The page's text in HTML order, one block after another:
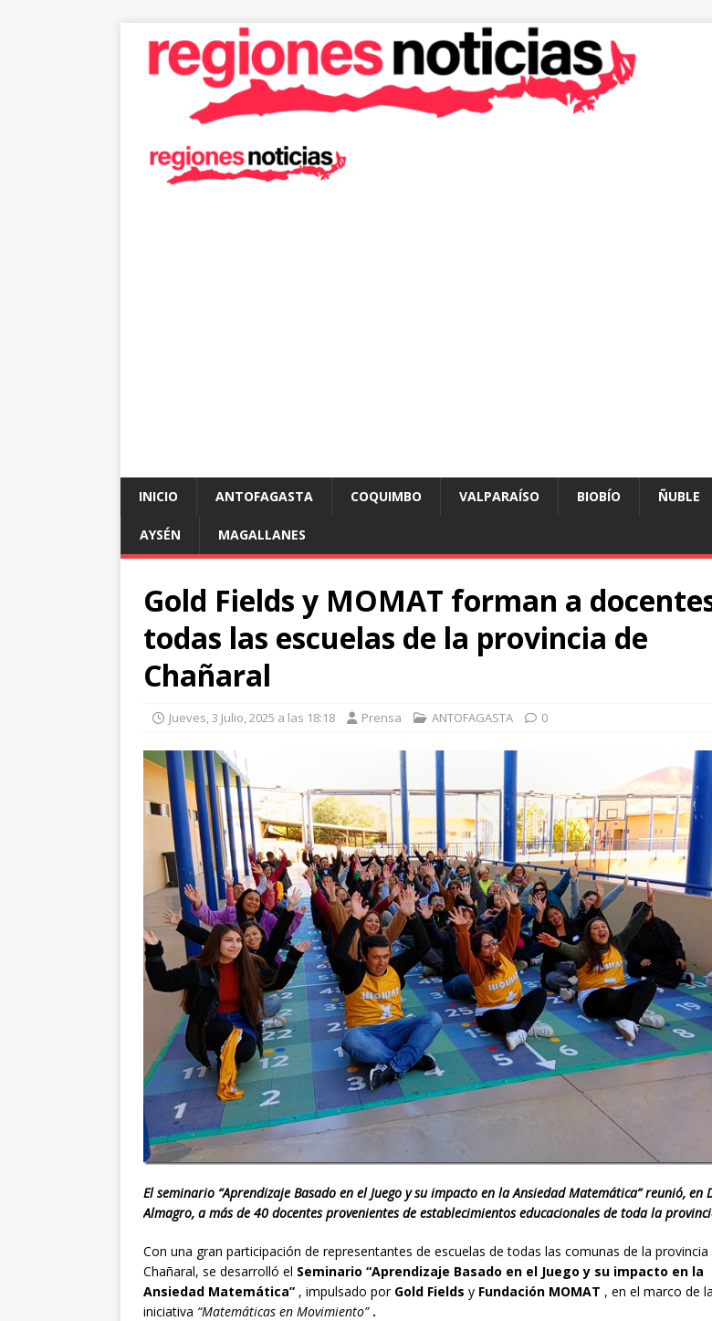
INICIO ANTOFAGASTA COQUIMBO VALPARAÍSO BIOBÍO ÑUBLE
AYSÉN MAGALLANES
Gold Fields y MOMAT forman a
todas las escuelas de la provincia de
Chañaral
Jueves, 3 Julio, 2025 a las 18:18 Prensa ANTOFAGASTA 0
El seminario “Aprendizaje Basado en el Juego y su impacto en la Ansiedad Matemática” reunió, en
Almagro, a más de 40 docentes provenientes de establecimientos educacionales de toda la
Con una gran participación de representantes de escuelas de todas las comunas de la provincia
Chañaral, se desarrolló el Seminario “Aprendizaje Basado en el Juego y su impacto en la
Ansiedad Matemática” , impulsado por Gold Fields y Fundación MOMAT , en el marco de la
iniciativa “Matemáticas en Movimiento” .